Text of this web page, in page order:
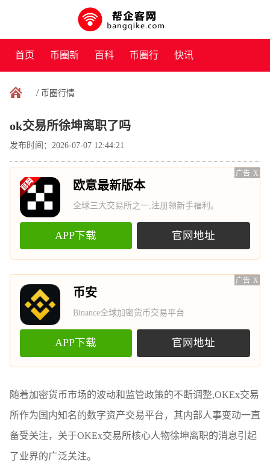
首页 币圈新
闻
百科 币圈行 快讯
/ 币圈行情
ok交易所徐坤离职了吗
发布时间：2026-07-07 12:44:21
广告 X
欧意最新版本
全球三大交易所之一,注册领新手福利。
APP下载 官网地址
广告 X
币安
Binance全球加密货币交易平台
APP下载 官网地址
随着加密货币市场的波动和监管政策的不断调整,OKEx交易
所作为国内知名的数字资产交易平台，其内部人事变动一直
备受关注，关于OKEx交易所核心人物徐坤离职的消息引起
了业界的广泛关注。